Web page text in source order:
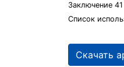
Заключение 41
Список
Скачать